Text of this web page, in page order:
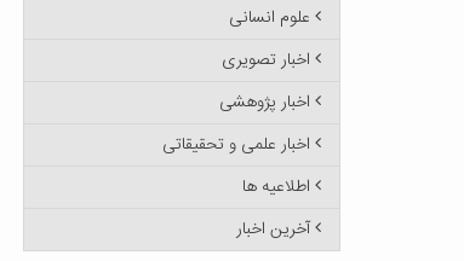
علوم انسانی
اخبار تصویری
اخبار پژوهشی
اخبار علمی و تحقیقاتی
اطلاعیه ها
آخرین اخبار